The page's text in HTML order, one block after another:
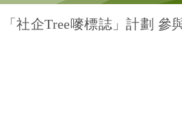
「社企Tree嘜標誌」計劃 參